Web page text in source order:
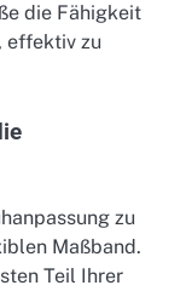
die Fähigkeit
effektiv zu
zu
Maßband.
Teil Ihrer